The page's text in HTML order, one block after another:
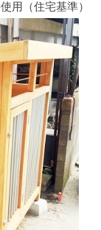
用（住宅基準）